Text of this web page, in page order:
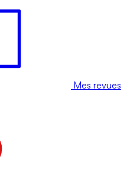
Mes revues